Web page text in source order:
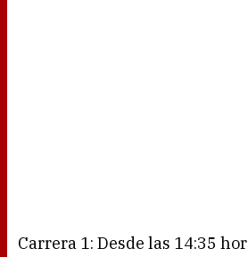
Carrera 1: Desde las 14:35